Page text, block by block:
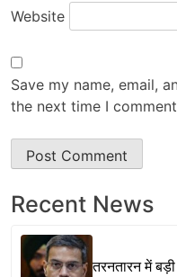
Website
Save my name, email,
the next time I
Recent News
तरनतारन में